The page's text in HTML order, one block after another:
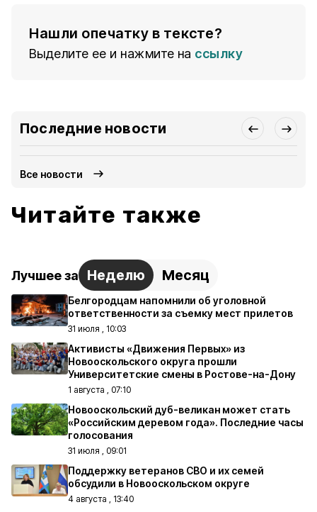
Нашли опечатку в тексте?
Выделите ее и нажмите на ссылку
Последние новости
Все новости
Читайте также
Лучшее за Неделю Месяц
Белгородцам напомнили об уголовной
ответственности за съемку мест прилетов
31 июля , 10:03
Активисты «Движения Первых» из
Новооскольского округа прошли
Университетские смены в Ростове-на-Дону
1 августа , 07:10
Новооскольский дуб-великан может стать
«Российским деревом года». Последние часы
голосования
31 июля , 09:01
Поддержку ветеранов СВО и их семей
обсудили в Новооскольском округе
4 августа , 13:40